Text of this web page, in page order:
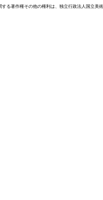
る著作権その他の権利は、独立行政法人国立